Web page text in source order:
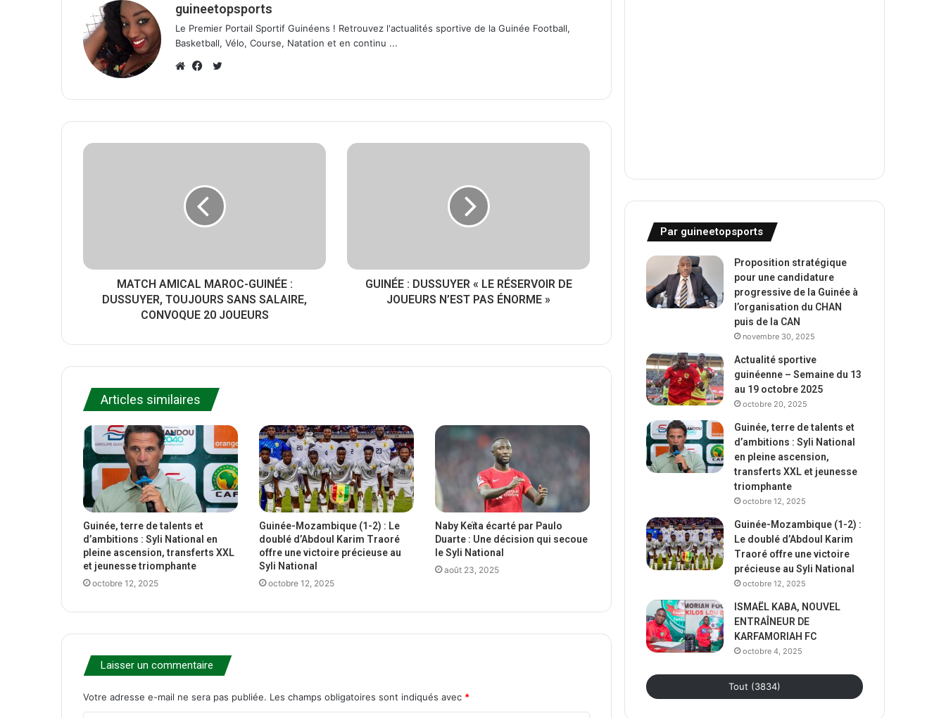
guineetopsports
Le Premier Portail Sportif Guinéens ! Retrouvez l'actualités sportive de la Guinée Football,
Basketball, Vélo, Course, Natation et en continu ...
e
a
o
k
i
MATCH AMICAL MAROC-GUINÉE :
DUSSUYER, TOUJOURS SANS SALAIRE,
CONVOQUE 20 JOUEURS
GUINÉE : DUSSUYER « LE RÉSERVOIR DE
JOUEURS N’EST PAS ÉNORME »
Articles similaires
Guinée, terre de talents et
d’ambitions : Syli National en
pleine ascension, transferts XXL
et jeunesse triomphante
octobre 12, 2025
Guinée-Mozambique (1-2) : Le
doublé d’Abdoul Karim Traoré
offre une victoire précieuse au
Syli National
octobre 12, 2025
Naby Keïta écarté par Paulo
Duarte : Une décision qui secoue
le Syli National
août 23, 2025
Laisser un commentaire
Votre adresse e-mail ne sera pas publiée. Les champs obligatoires sont indiqués avec *
Par guineetopsports
Proposition stratégique
pour une candidature
progressive de la Guinée à
l’organisation du CHAN
puis de la CAN
novembre 30, 2025
Actualité sportive
guinéenne – Semaine du 13
au 19 octobre 2025
octobre 20, 2025
Guinée, terre de talents et
d’ambitions : Syli National
en pleine ascension,
transferts XXL et jeunesse
triomphante
octobre 12, 2025
Guinée-Mozambique (1-2) :
Le doublé d’Abdoul Karim
Traoré offre une victoire
précieuse au Syli National
octobre 12, 2025
ISMAËL KABA, NOUVEL
ENTRAÎNEUR DE
KARFAMORIAH FC
octobre 4, 2025
Tout (3834)